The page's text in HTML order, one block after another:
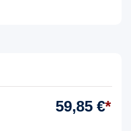
59,85 €*